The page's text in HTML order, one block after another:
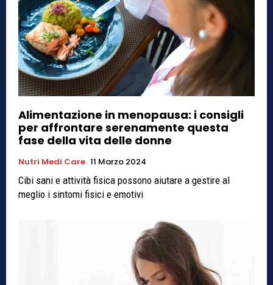
Alimentazione in menopausa: i consigli
per affrontare serenamente questa
fase della vita delle donne
Nutri Medi Care 11 Marzo 2024
Cibi sani e attività fisica possono aiutare a gestire al
meglio i sintomi fisici e emotivi